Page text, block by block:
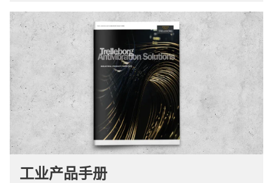
工业产品手册